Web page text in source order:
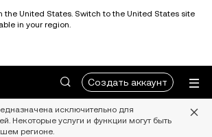
the United States. Switch to the United States site
in your region.
Создать аккаунт
исключительно для
Некоторые услуги и функции могут быть
регионе.